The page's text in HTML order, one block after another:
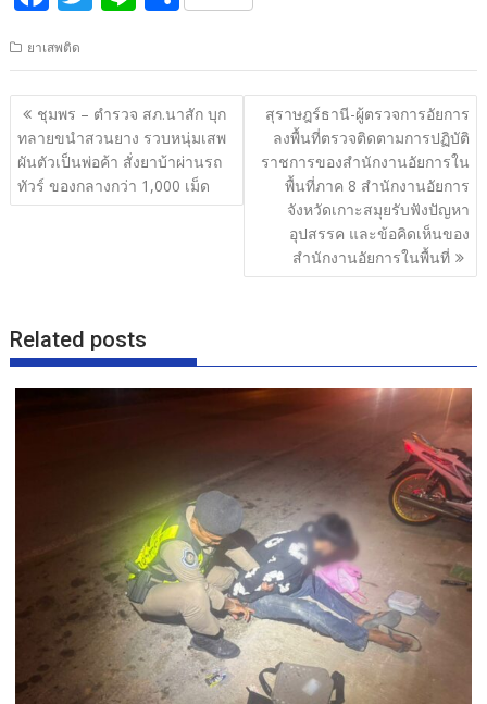
e
b
o
o
k
itt
er
e ar
e
ยาเสพติด
แนะแนว
เรื่อง
ชุมพร – ตำรวจ สภ.นาสัก บุก
ทลายขนำสวนยาง รวบหนุ่มเสพ
ผันตัวเป็นพ่อค้า สั่งยาบ้าผ่านรถ
ทัวร์ ของกลางกว่า 1,000 เม็ด
สุราษฎร์ธานี-ผู้ตรวจการอัยการ
ลงพื้นที่ตรวจติดตามการปฏิบัติ
ราชการของสำนักงานอัยการใน
พื้นที่ภาค 8 สำนักงานอัยการ
จังหวัดเกาะสมุยรับฟังปัญหา
อุปสรรค และข้อคิดเห็นของ
สำนักงานอัยการในพื้นที่
Related posts